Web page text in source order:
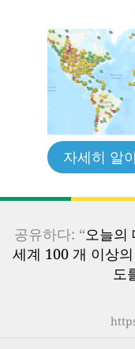
자세히 알
공유하다: “오늘의
세계 100 개 이상
도